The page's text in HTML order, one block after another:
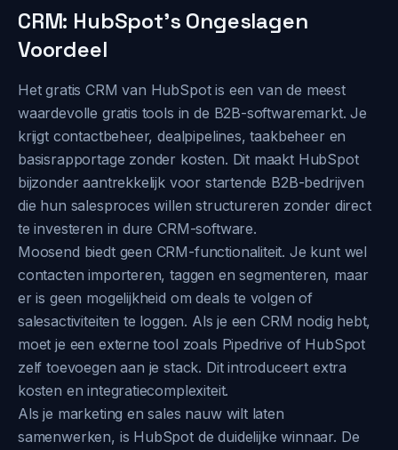
CRM: HubSpot's Ongeslagen
Voordeel
Het gratis CRM van HubSpot is een van de meest
waardevolle gratis tools in de B2B-softwaremarkt. Je
krijgt contactbeheer, dealpipelines, taakbeheer en
basisrapportage zonder kosten. Dit maakt HubSpot
bijzonder aantrekkelijk voor startende B2B-bedrijven
die hun salesproces willen structureren zonder direct
te investeren in dure CRM-software.
Moosend biedt geen CRM-functionaliteit. Je kunt wel
contacten importeren, taggen en segmenteren, maar
er is geen mogelijkheid om deals te volgen of
salesactiviteiten te loggen. Als je een CRM nodig hebt,
moet je een externe tool zoals Pipedrive of HubSpot
zelf toevoegen aan je stack. Dit introduceert extra
kosten en integratiecomplexiteit.
Als je marketing en sales nauw wilt laten
samenwerken, is HubSpot de duidelijke winnaar. De